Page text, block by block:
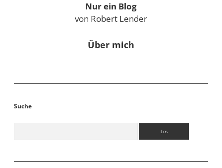
Nur ein Blog
von Robert Lender
Über mich
Suche